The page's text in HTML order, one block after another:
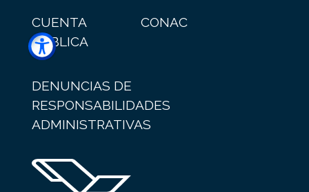
CUENTA
PÚBLICA
CONAC
DENUNCIAS DE
RESPONSABILIDADES
ADMINISTRATIVAS